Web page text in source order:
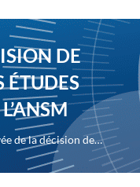
DE
ÉTUDES
de la décision de…